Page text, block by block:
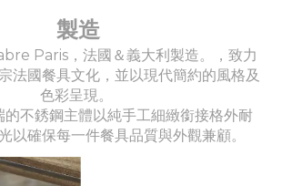
製造
Paris，法國＆義大利製造。，致力
法國餐具文化，並以現代簡約的風格及
色彩呈現。
的不銹鋼主體以純手工細緻銜接格外耐
以確保每一件餐具品質與外觀兼顧。